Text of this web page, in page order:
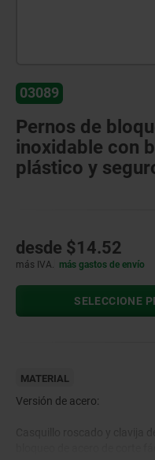
03089
Pernos de
inoxidable con
plástico y
desde $14.52
más IVA. más gastos de envío
SELECCIONE
MATERIAL
Versión de acero: